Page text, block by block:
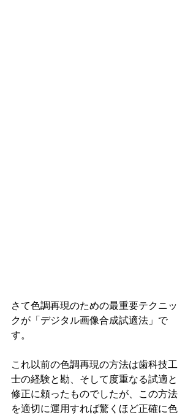
さて色調再現のための最重要テクニッ
クが「デジタル画像合成試適法」で
す。
これ以前の色調再現の方法は歯科技工
士の経験と勘、そして度重なる試適と
修正に頼ったものでしたが、この方法
を適切に運用すれば驚くほど正確に色